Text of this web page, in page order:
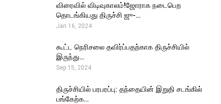
விரைவில் விடிவுகாலம்!ஜோராக நடைபெற
தொடங்கியது திருச்சி ஜு-…
Jan 16, 2024
கூட்ட நெரிசலை தவிர்ப்பதற்காக திருச்சியில்
இருந்து…
Sep 15, 2024
திருச்சியில் பரபரப்பு: தந்தையின் இறுதி சடங்கில்
பங்கேற்க…